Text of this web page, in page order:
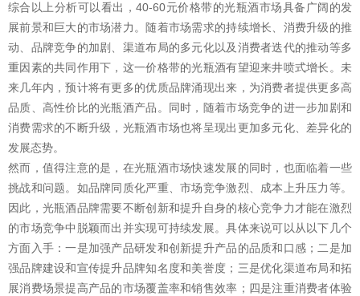
综合以上分析可以看出，40-60元价格带的光瓶酒市场具备广阔的发
展前景和巨大的市场潜力。随着市场需求的持续增长、消费升级的推
动、品牌竞争的加剧、渠道布局的多元化以及消费者迭代的推动等多
重因素的共同作用下，这一价格带的光瓶酒有望迎来井喷式增长。未
来几年内，预计将有更多的优质品牌涌现出来，为消费者提供更多高
品质、高性价比的光瓶酒产品。同时，随着市场竞争的进一步加剧和
消费需求的不断升级，光瓶酒市场也将呈现出更加多元化、差异化的
发展态势。
然而，值得注意的是，在光瓶酒市场快速发展的同时，也面临着一些
挑战和问题。如品牌同质化严重、市场竞争激烈、成本上升压力等。
因此，光瓶酒品牌需要不断创新和提升自身的核心竞争力才能在激烈
的市场竞争中脱颖而出并实现可持续发展。具体来说可以从以下几个
方面入手：一是加强产品研发和创新提升产品的品质和口感；二是加
强品牌建设和宣传提升品牌知名度和美誉度；三是优化渠道布局和拓
展消费场景提高产品的市场覆盖率和销售效率；四是注重消费者体验